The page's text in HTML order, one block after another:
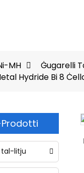
MH Ġugarelli
Hydride Bi 8
litju